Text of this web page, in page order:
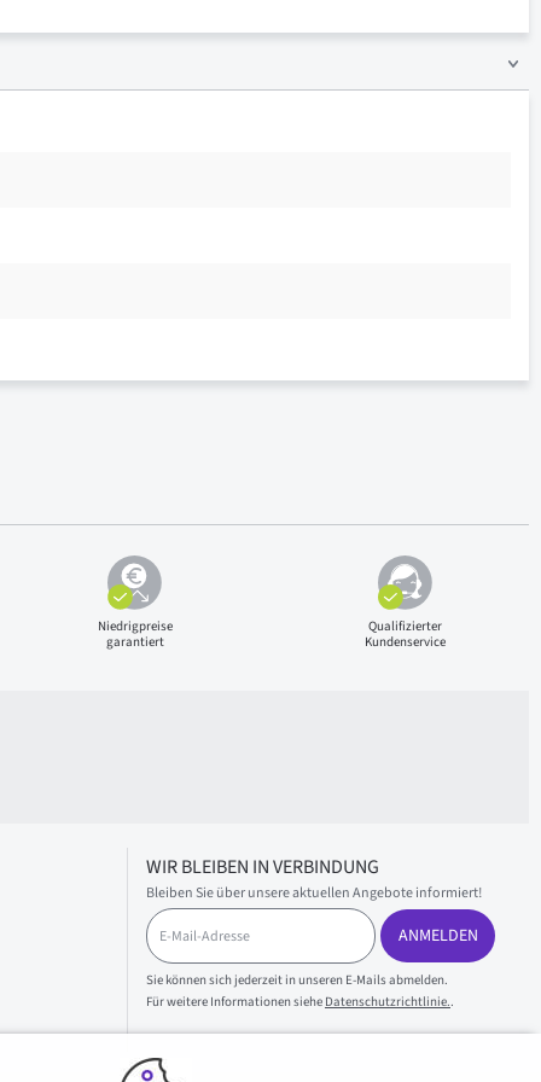
Niedrigpreise
garantiert
Qualifizierter
Kundenservice
WIR BLEIBEN IN VERBINDUNG
Bleiben Sie über unsere aktuellen Angebote informiert!
E
-
M
a
i
l
A
ANMELDEN
Sie können sich jederzeit in unseren E-Mails abmelden.
Für weitere Informationen siehe Datenschutzrichtlinie..